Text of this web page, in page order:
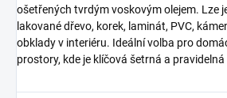
ošetřených tvrdým voskovým olejem. Lze
lakované dřevo, korek, laminát, PVC,
obklady v interiéru. Ideální volba pro
prostory, kde je klíčová šetrná a pravidelná